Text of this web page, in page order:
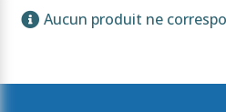
Aucun produit ne